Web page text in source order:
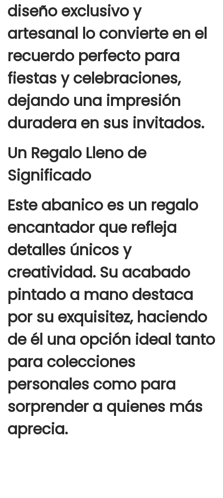
diseño exclusivo y
artesanal lo convierte en el
recuerdo perfecto para
fiestas y celebraciones,
dejando una impresión
duradera en sus invitados.
Un Regalo Lleno de
Significado
Este abanico es un regalo
encantador que refleja
detalles únicos y
creatividad. Su acabado
pintado a mano destaca
por su exquisitez, haciendo
de él una opción ideal tanto
para colecciones
personales como para
sorprender a quienes más
aprecia.